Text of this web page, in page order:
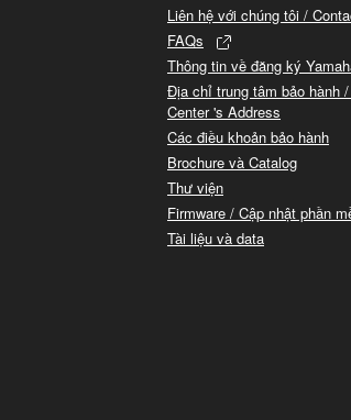
Liên hệ với chúng tôi /
FAQs
Thông tin về đăng ký
Địa chỉ trung tâm bảo hành
Center 's Address
Các điều khoản bảo hành
Brochure và Catalog
Thư viện
Firmware / Cập nhật phần
Tài liệu và data